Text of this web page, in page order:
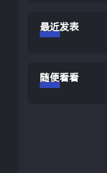
最近发表
随便看看